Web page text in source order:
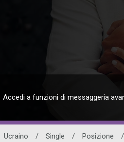
Accedi a funzioni di messaggeria
Ucraino / Single / Posizione /